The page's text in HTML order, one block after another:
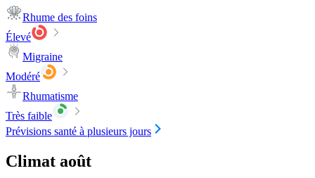
Rhume des foins
Élevé
Migraine
Modéré
Rhumatisme
Très faible
Prévisions santé à plusieurs jours
Climat août